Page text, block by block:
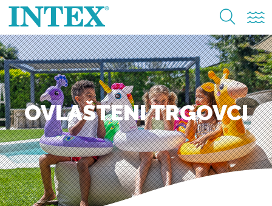
OVLAŠTENI TRGOVCI